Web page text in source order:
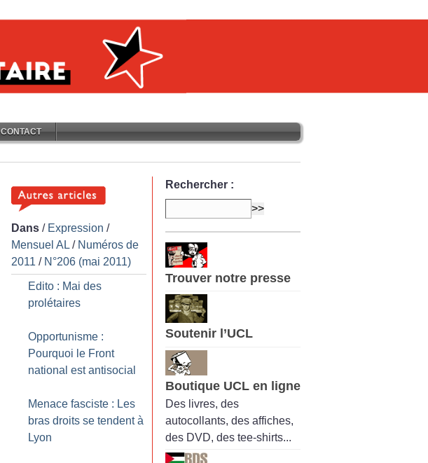
CONTACT
Dans / Expression /
Mensuel AL / Numéros de
2011 / N°206 (mai 2011)
Edito : Mai des
prolétaires
Opportunisme :
Pourquoi le Front
national est antisocial
Menace fasciste : Les
bras droits se tendent à
Lyon
Rechercher :
Trouver notre presse
Soutenir l’UCL
Boutique UCL en ligne
Des livres, des
autocollants, des affiches,
des DVD, des tee-shirts...